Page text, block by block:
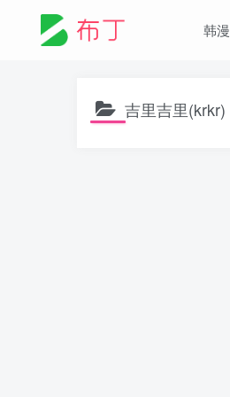
韩漫
吉里吉里(krkr)